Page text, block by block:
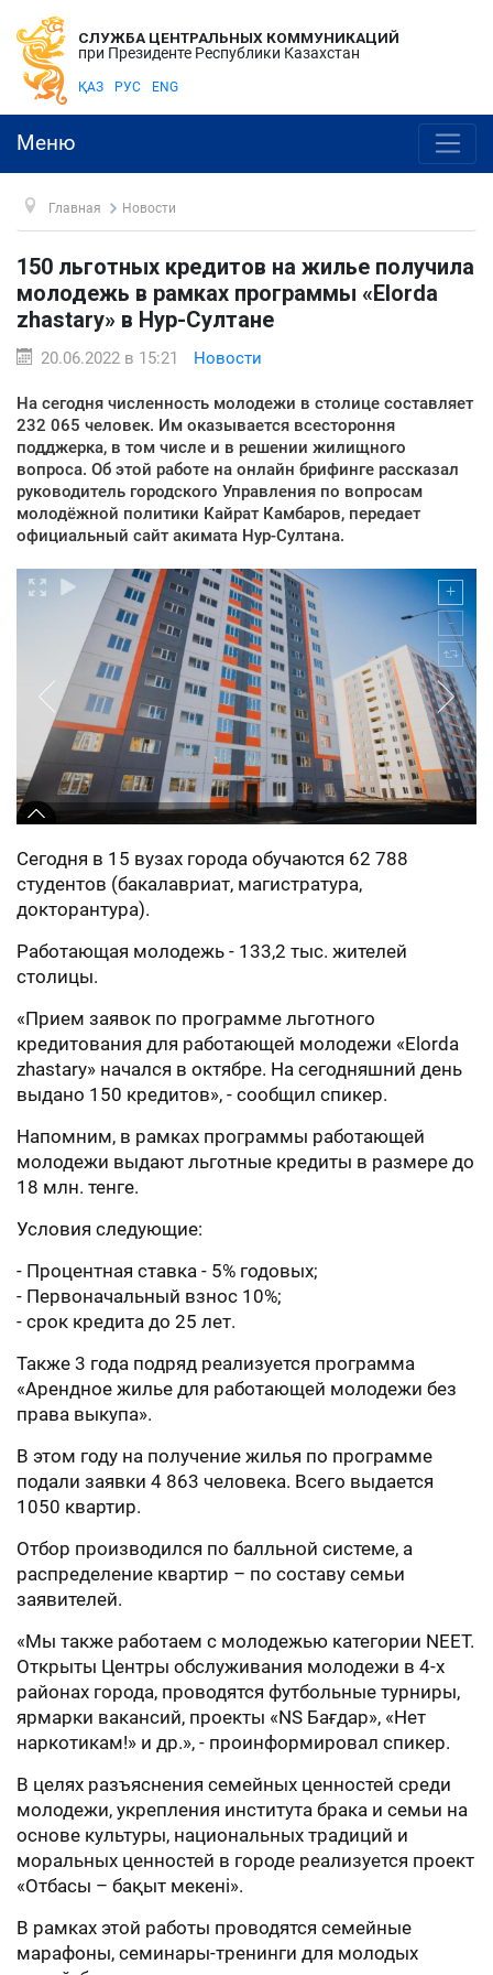
СЛУЖБА ЦЕНТРАЛЬНЫХ КОММУНИКАЦИЙ
при Президенте Республики Казахстан
ҚАЗ РУС ENG
Меню
Главная Новости
150 льготных кредитов на жилье получила
молодежь в рамках программы «Elorda
zhastary» в Нур-Султане
20.06.2022 в 15:21 Новости
На сегодня численность молодежи в столице составляет
232 065 человек. Им оказывается всестороння
подджерка, в том числе и в решении жилищного
вопроса. Об этой работе на онлайн брифинге рассказал
руководитель городского Управления по вопросам
молодёжной политики Кайрат Камбаров, передает
официальный сайт акимата Нур-Султана.
Сегодня в 15 вузах города обучаются 62 788
студентов (бакалавриат, магистратура,
докторантура).
Работающая молодежь - 133,2 тыс. жителей
столицы.
«Прием заявок по программе льготного
кредитования для работающей молодежи «Elorda
zhastary» начался в октябре. На сегодняшний день
выдано 150 кредитов», - сообщил спикер.
Напомним, в рамках программы работающей
молодежи выдают льготные кредиты в размере до
18 млн. тенге.
Условия следующие:
- Процентная ставка - 5% годовых;
- Первоначальный взнос 10%;
- срок кредита до 25 лет.
Также 3 года подряд реализуется программа
«Арендное жилье для работающей молодежи без
права выкупа».
В этом году на получение жилья по программе
подали заявки 4 863 человека. Всего выдается
1050 квартир.
Отбор производился по балльной системе, а
распределение квартир – по составу семьи
заявителей.
«Мы также работаем с молодежью категории NEET.
Открыты Центры обслуживания молодежи в 4-х
районах города, проводятся футбольные турниры,
ярмарки вакансий, проекты «NS Бағдар», «Нет
наркотикам!» и др.», - проинформировал спикер.
В целях разъяснения семейных ценностей среди
молодежи, укрепления института брака и семьи на
основе культуры, национальных традиций и
моральных ценностей в городе реализуется проект
«Отбасы – бақыт мекені».
В рамках этой работы проводятся семейные
марафоны, семинары-тренинги для молодых